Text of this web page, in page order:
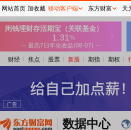
财经 焦点 股票 新股 期指 期权
数据中心
网站首页 加收藏 移动客户端 东方财富 天